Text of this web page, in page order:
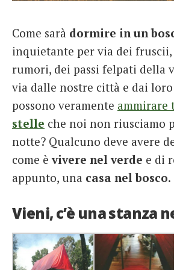
Italiano
Come sarà dormire in un
inquietante per via dei
rumori, dei passi felpati della
via dalle nostre città e dai
possono veramente ammirare
stelle che noi non riusciamo
notte? Qualcuno deve avere
come èvivere nel verde e di
appunto, una casa nel bosco.
Vieni, c’è una stanza